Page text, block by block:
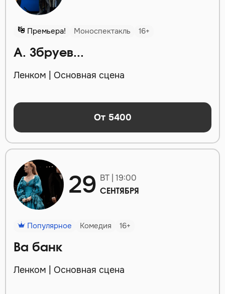
Премьера! Моноспектакль 16+
А. Збруев...
Ленком | Основная сцена
От 5400
29 ВТ | 19:00
СЕНТЯБРЯ
Популярное Комедия 16+
Ва банк
Ленком | Основная сцена